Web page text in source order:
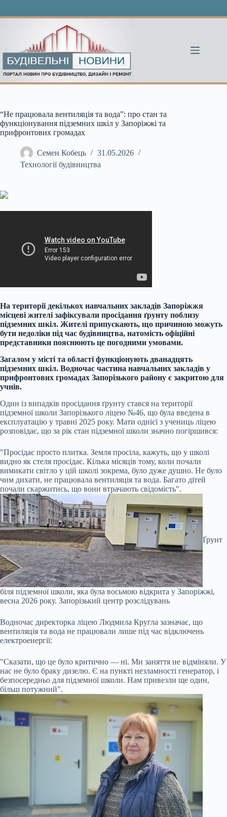
“Не працювала вентиляція та вода”: про стан та
функціонування підземних шкіл у Запоріжжі та
прифронтових громадах
Семен Кобець
31.05.2026
Технології будівництва
На території декількох навчальних закладів Запоріжжя
місцеві жителі зафіксували просідання ґрунту поблизу
підземних шкіл. Жителі припускають, що причиною можуть
бути недоліки під час будівництва, натомість офіційні
представники пояснюють це погодними умовами.
Загалом у місті та області функціонують дванадцять
підземних шкіл. Водночас частина навчальних закладів у
прифронтових громадах Запорізького району є закритою для
учнів.
Один із випадків просідання ґрунту стався на території
підземної школи Запорізького ліцею №46, що була введена в
експлуатацію у травні 2025 року. Мати однієї з учениць ліцею
розповідає, що за рік стан підземної школи значно погіршився:
"Просідає просто плитка. Земля просіла, кажуть, що у школі
видно як стеля просідає. Кілька місяців тому, коли почали
вимикати світло у цій школі зокрема, було дуже душно. Не було
чим дихати, не працювала вентиляція та вода. Багато дітей
почали скаржитись, що вони втрачають свідомість".
Ґрунт
біля підземної школи, яка була восьмою відкрита у Запоріжжі,
весна 2026 року. Запорізький центр розслідувань
Водночас директорка ліцею Людмила Кругла зазначає, що
вентиляція та вода не працювали лише під час відключень
електроенергії:
"Сказати, що це було критично — ні. Ми заняття не відміняли. У
нас не було браку дизелю. Є на пункті незламності генератор, і
безпосередньо для підземної школи. Нам привезли ще один,
більш потужний".